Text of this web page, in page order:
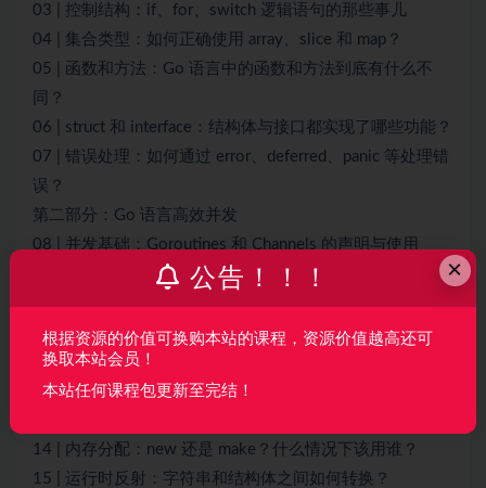
03 | 控制结构：if、for、switch 逻辑语句的那些事儿
04 | 集合类型：如何正确使用 array、slice 和 map？
05 | 函数和方法：Go 语言中的函数和方法到底有什么不
同？
06 | struct 和 interface：结构体与接口都实现了哪些功能？
07 | 错误处理：如何通过 error、deferred、panic 等处理错
误？
第二部分：Go 语言高效并发
08 | 并发基础：Goroutines 和 Channels 的声明与使用
09 | 同步原语：sync 包让你对并发控制得心应手
11 | 并发模式：Go 语言中即学即用的高效并发模式
第三部分：Go 语言深入理解
12 | 指针详解：在什么情况下应该使用指针？
14 | 内存分配：new 还是 make？什么情况下该用谁？
15 | 运行时反射：字符串和结构体之间如何转换？
×
公告！！！
根据资源的价值可换购本站的课程，资源价值越高还可
换取本站会员！
本站任何课程包更新至完结！